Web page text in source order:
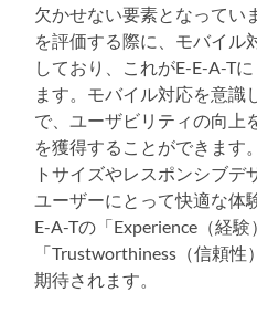
欠かせない要素となってい
を評価する際に、モバイル
しており、これがE-E-A-T
ます。モバイル対応を意識
で、ユーザビリティの向上
を獲得することができます
トサイズやレスポンシブデ
ユーザーにとって快適な体
E-A-Tの「Experience（経験
「Trustworthiness（信頼
期待されます。